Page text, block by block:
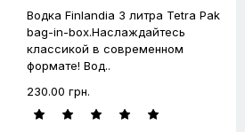
Водка Finlandia 3 литра Tetra Pak
bag-in-box.Наслаждайтесь
классикой в современном
формате! Вод..
230.00 грн.